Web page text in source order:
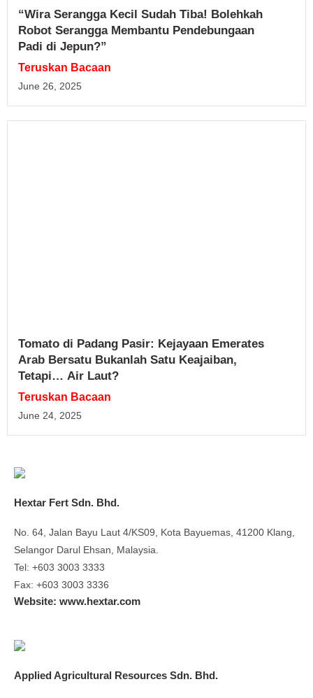
“Wira Serangga Kecil Sudah Tiba! Bolehkah
Robot Serangga Membantu Pendebungaan
Padi di Jepun?”
Teruskan Bacaan
June 26, 2025
Tomato di Padang Pasir: Kejayaan Emerates
Arab Bersatu Bukanlah Satu Keajaiban,
Tetapi… Air Laut?
Teruskan Bacaan
June 24, 2025
Hextar Fert Sdn. Bhd.
No. 64, Jalan Bayu Laut 4/KS09, Kota Bayuemas, 41200 Klang,
Selangor Darul Ehsan, Malaysia.
Tel: +603 3003 3333
Fax: +603 3003 3336
Website: www.hextar.com
Applied Agricultural Resources Sdn. Bhd.